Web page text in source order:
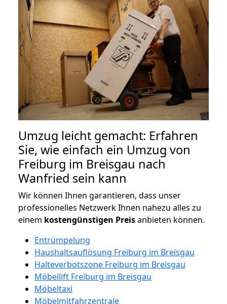
Umzug leicht gemacht: Erfahren
Sie, wie einfach ein Umzug von
Freiburg im Breisgau nach
Wanfried sein kann
Wir können Ihnen garantieren, dass unser
professionelles Netzwerk Ihnen nahezu alles zu
einem kostengünstigen Preisanbieten können.
Entrümpelung
Haushaltsauflösung Freiburg im Breisgau
Halteverbotszone Freiburg im Breisgau
Möbellift Freiburg im Breisgau
Möbeltaxi
Möbelmitfahrzentrale